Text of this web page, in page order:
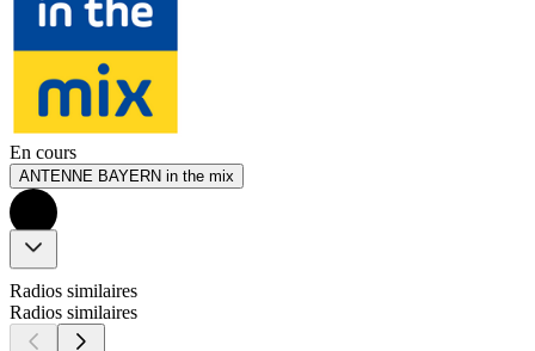
En cours
ANTENNE BAYERN in the mix
Radios similaires
Radios similaires